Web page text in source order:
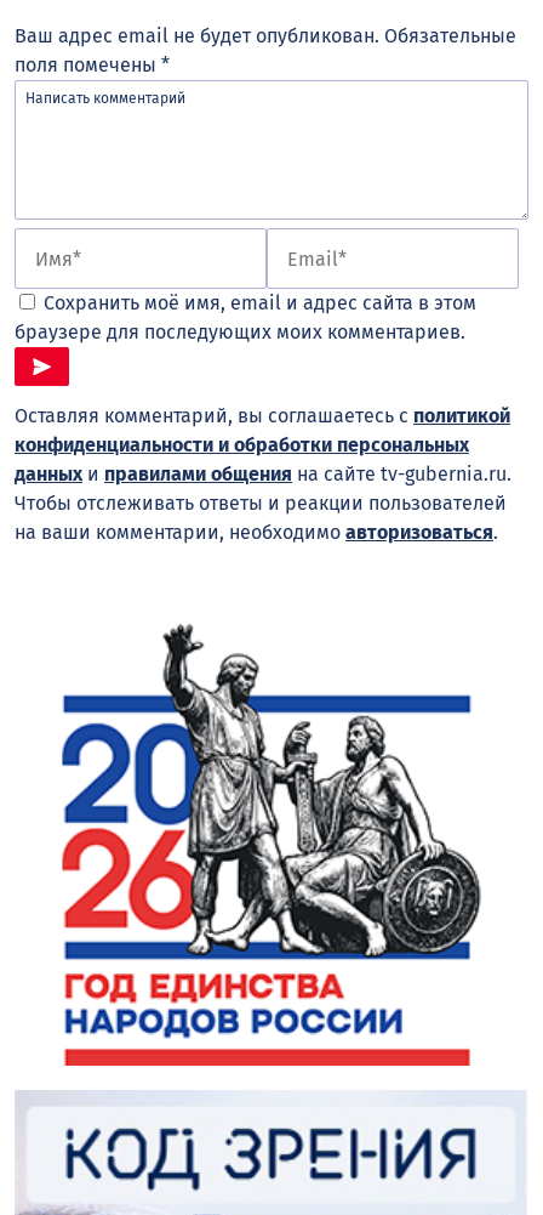
Ваш адрес email не будет опубликован. Обязательные
поля помечены *
Сохранить моё имя, email и адрес сайта в этом
браузере для последующих моих комментариев.
Оставляя комментарий, вы соглашаетесь с политикой
конфиденциальности и обработки персональных
данныхи правилами общения на сайте tv-gubernia.ru.
Чтобы отслеживать ответы и реакции пользователей
на ваши комментарии, необходимо авторизоваться.